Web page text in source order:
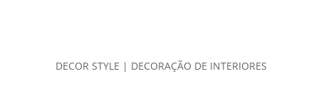
DECOR STYLE | DECORAÇÃO DE INTERIORES